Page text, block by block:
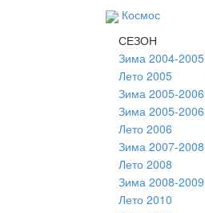
Космос
СЕЗОН
Зима 2004-2005
Лето 2005
Зима 2005-2006
Зима 2005-2006
Лето 2006
Зима 2007-2008
Лето 2008
Зима 2008-2009
Лето 2010